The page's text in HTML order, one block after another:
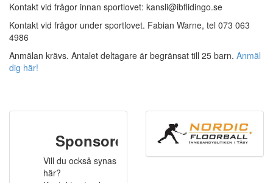
Kontakt vid frågor innan sportlovet: kansli@ibflidingo.se
Kontakt vid frågor under sportlovet. Fabian Warne, tel 073 063
4986
Anmälan krävs. Antalet deltagare är begränsat till 25 barn. Anmäl
dig här!
Sponsorer
Vill du också synas
här?